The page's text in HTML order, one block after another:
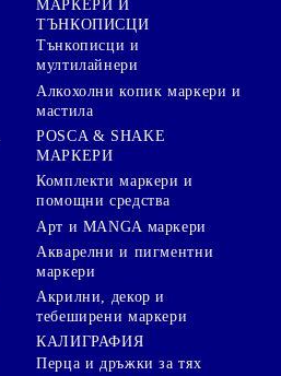
МАРКЕРИ И
ТЪНКОПИСЦИ
Тънкописци и
мултилайнери
Алкохолни копик маркери и
мастила
POSCA & SHAKE
МАРКЕРИ
Комплекти маркери и
помощни средства
Арт и MANGA маркери
Акварелни и пигментни
маркери
Акрилни, декор и
тебеширени маркери
КАЛИГРАФИЯ
Перца и дръжки за тях